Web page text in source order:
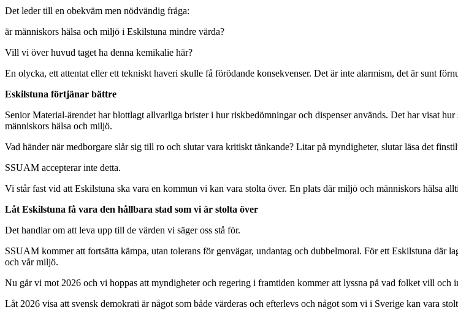
Det leder till en obekväm men nödvändig fråga:
är människors hälsa och miljö i Eskilstuna mindre värda?
Vill vi över huvud taget ha denna kemikalie här?
En olycka, ett attentat eller ett tekniskt haveri skulle få förödande konsekvenser. Det är inte alarmism, det är sunt
Eskilstuna förtjänar bättre
Senior Material-ärendet har blottlagt allvarliga brister i hur riskbedömningar och dispenser används. Det har visat
människors hälsa och miljö.
Vad händer när medborgare slår sig till ro och slutar vara kritiskt tänkande? Litar på myndigheter, slutar läsa det
SSUAM accepterar inte detta.
Vi står fast vid att Eskilstuna ska vara en kommun vi kan vara stolta över. En plats där miljö och människors hälsa
Låt Eskilstuna få vara den hållbara stad som vi är stolta över
Det handlar om att leva upp till de värden vi säger oss stå för.
SSUAM kommer att fortsätta kämpa, utan tolerans för genvägar, undantag och dubbelmoral. För ett Eskilstuna där
och vår miljö.
Nu går vi mot 2026 och vi hoppas att myndigheter och regering i framtiden kommer att lyssna på vad folket vill och
Låt 2026 visa att svensk demokrati är något som både värderas och efterlevs och något som vi i Sverige kan vara